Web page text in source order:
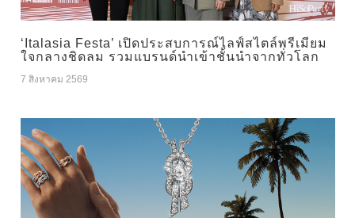
‘Italasia Festa’ เปิดประสบการณ์ไลฟ์สไตล์พรีเมียม
ใจกลางชิดลม รวมแบรนด์นำเข้าชั้นนำจากทั่วโลก
7 สิงหาคม 2569